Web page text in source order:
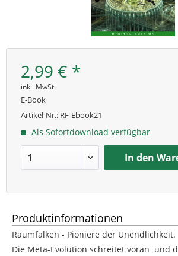
2,99 € *
inkl. MwSt.
E-Book
Artikel-Nr.: RF-Ebook21
Als Sofortdownload verfügbar
In den
Produktinformationen
Raumfalken - Pioniere der Unendlichkeit.
Die Meta-Evolution schreitet voran  und